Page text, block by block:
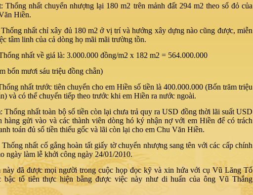
Thống nhất chuyển nhượng lại 180 m2 trên mảnh đất 294 m2 theo sổ đỏ của
Hiền.
nhất chỉ xây đủ 180 m2 ở vị trí và hướng xây dựng nào cũng được, miễn
tâm linh của cả dòng họ mãi mãi trường tồn.
nhất về giá là: 3.000.000 đồng/m2 x 182 m2 = 564.000.000
bốn mươi sáu triệu đồng chẵn)
nhất trước tiên chuyển cho em Hiền số tiền là 400.000.000 (Bốn trăm triệu
và có thể chuyển tiếp theo trước khi em Hiền ra nước ngoài.
Thống nhất toàn bộ số tiền còn lại chưa trả quy ra USD đồng thời lãi suất USD
hàng gửi vào và các thành viên dòng hó ký nhận nợ với em Hiền để có trách
toán đủ số tiền thiếu gốc và lãi còn lại cho em Chu Văn Hiền.
nhất cố gắng hoàn tất giấy tờ chuyển nhượng sang tên với các cấp chính
ngày làm lễ khởi công ngày 24/01/2010.
này đã được mọi người trong cuộc họp đọc kỹ và xin hứa với cụ Vũ Lăng Tố
bậc tổ tiên thực hiện bằng được việc này như di huấn của ông Vũ Thắng